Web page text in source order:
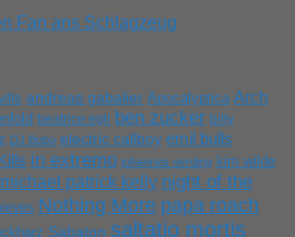
Fan ans Schlagzeug
andreas gabalier Apocalyptica Arch
beatrice egli ben zucker billy
DJ Bobo electric callboy emil bulls
in extremo johannes oerding kim wilde
michael patrick kelly night of the
Nothing More papa roach
Sabaton saltatio mortis